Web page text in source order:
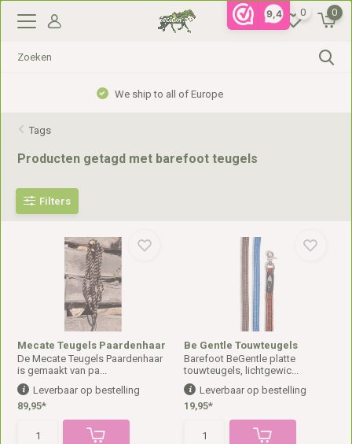
9,4 0 0
Gratis verzending vanaf €99,- in NL, €110,- in BE
Tags
Producten getagd met barefoot teugels
Filters
Mecate Teugels Paardenhaar
De Mecate Teugels Paardenhaar
is gemaakt van pa...
Leverbaar op bestelling
89,95*
Be Gentle Touwteugels
Barefoot BeGentle platte
touwteugels, lichtgewic...
Leverbaar op bestelling
19,95*